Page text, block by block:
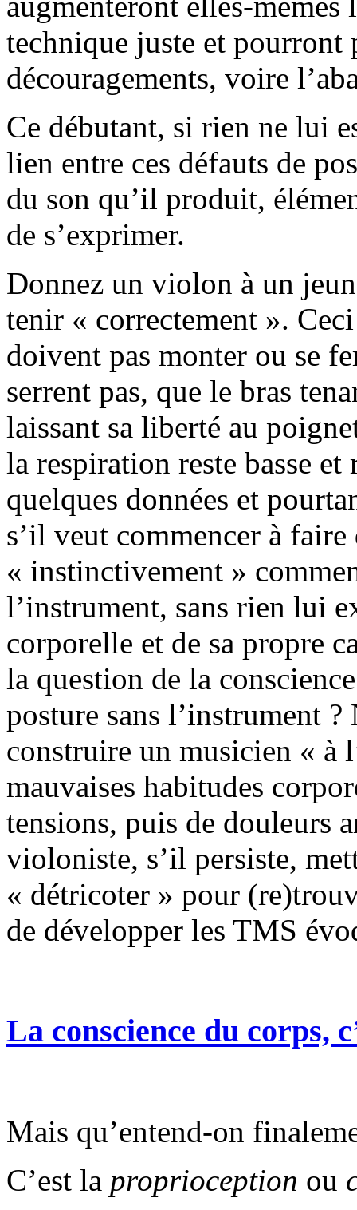
technique juste et pourront
découragements, voire
Ce débutant, si rien ne lui
lien entre ces défauts de
du son qu’il produit,
de s’exprimer.
Donnez un violon à un
tenir « correctement ».
doivent pas monter ou se
serrent pas, que le bras
laissant sa liberté au
la respiration reste basse
quelques données et
s’il veut commencer à
« instinctivement »
l’instrument, sans rien lui
corporelle et de sa propre
la question de la
posture sans l’instrument ?
construire un musicien « à
mauvaises habitudes
tensions, puis de douleurs
violoniste, s’il persiste,
« détricoter » pour
de développer les TMS
La conscience du corps,
Mais qu’entend-on
C’est la proprioception ou